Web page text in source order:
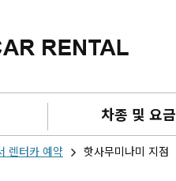
차종 및 요금
렌터카 예약 핫사무미나미 지점